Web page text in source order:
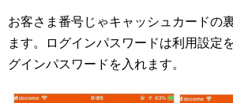
お客さま番号じゃキャッシュカードの
ます。ログインパスワードは利用設定
グインパスワードを入れます。